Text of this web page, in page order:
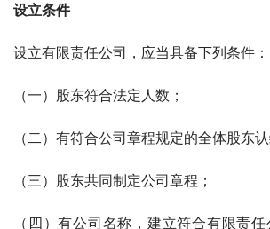
设立条件
设立有限责任公司，应当具备下列条件：
（一）股东符合法定人数；
（二）有符合公司章程规定的全体股东
（三）股东共同制定公司章程；
（四）有公司名称，建立符合有限责